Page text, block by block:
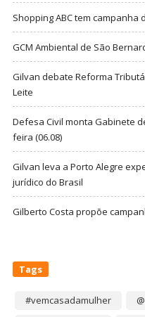
Shopping ABC tem campanha
GCM Ambiental de São
Gilvan debate Reforma
Leite
Defesa Civil monta Gabinete
feira (06.08)
Gilvan leva a Porto Alegre
jurídico do Brasil
Gilberto Costa propõe
Tags
#vemcasadamulher